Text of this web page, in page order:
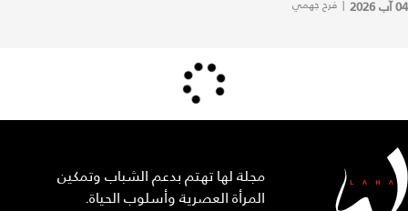
04 آب 2026 | فرح جهمي
مجلة لها تهتم بدعم الشباب وتمكين
المرأة العصرية وأسلوب الحياة.